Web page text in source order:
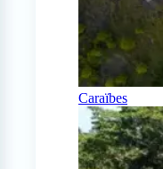
Caraïbes